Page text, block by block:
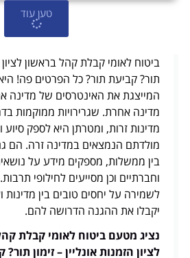
טען עוד
ביטוח לאומי קבלת קהל בראשון לציון
תור? קביעת תור? כל הפרטים פה!
המייצגת את האינטרסים של
מדינה אחרת. שגרירויות ממוקמות
מדינות זרות, ומטרתן היא לספק
מולדתם הנמצאים במדינה זרה. הם
בין ממשלות, מספקים מידע על
וחברתיים וכן מסייעים לחילופי
לשמירה על יחסים טובים בין
יקבלו את ההגנה הדרושה להם.
נציג מטעם ביטוח לאומי קבלת
לציון הזמנות אונליין – זימון